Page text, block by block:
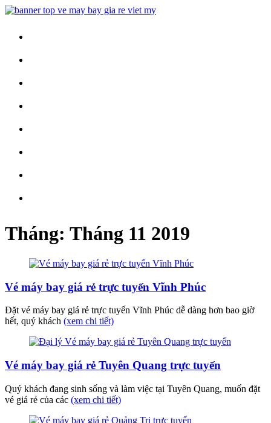
Tháng: Tháng 11 2019
Vé máy bay giá rẻ trực tuyến Vĩnh Phúc
Đặt vé máy bay giá rẻ trực tuyến Vĩnh Phúc dễ dàng hơn bao giờ
hết, quý khách (xem chi tiết)
Vé máy bay giá rẻ Tuyên Quang trực tuyến
Quý khách đang sinh sống và làm việc tại Tuyên Quang, muốn đặt
vé giá rẻ của các (xem chi tiết)